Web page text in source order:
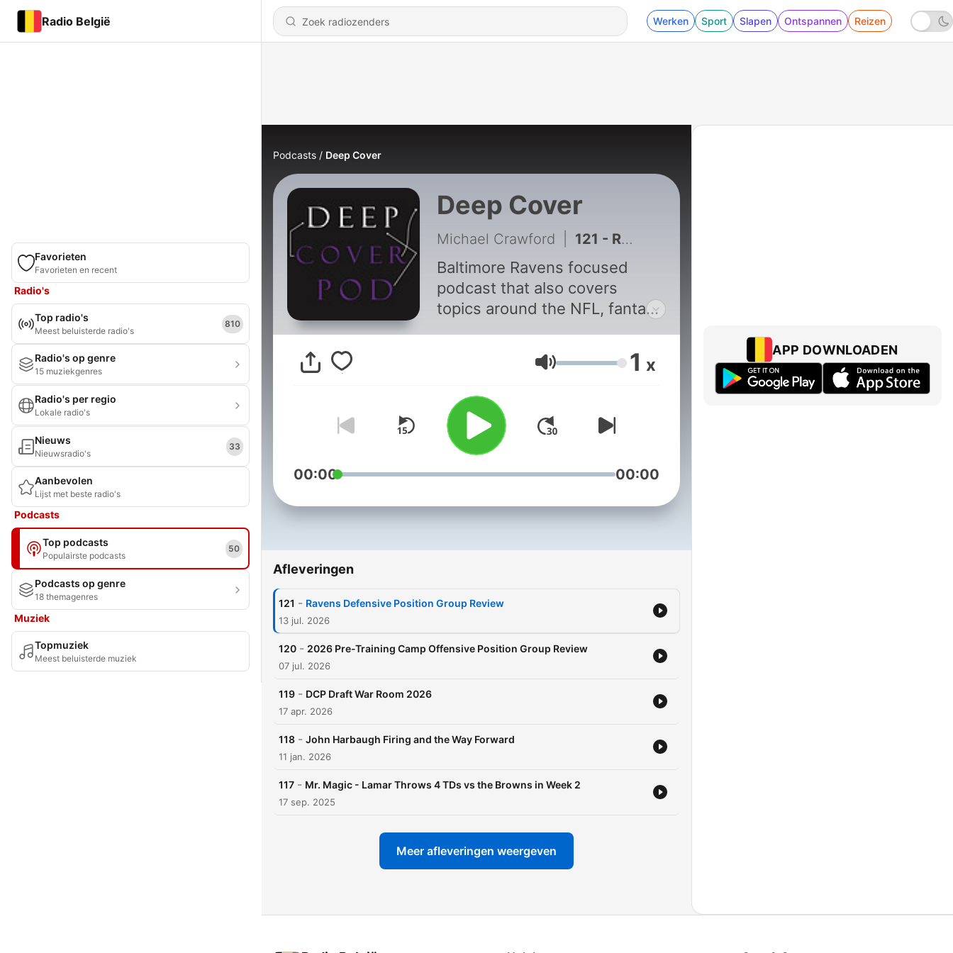
Radio België Werken Sport Slapen Ontspannen Reizen
Favorieten
Favorieten en recent
Radio's
Top radio's
Meest beluisterde radio's
810
Radio's op genre
15 muziekgenres
Radio's per regio
Lokale radio's
Nieuws
Nieuwsradio's
33
Aanbevolen
Lijst met beste radio's
Podcasts
Top podcasts
Populairste podcasts
50
Podcasts op genre
18 themagenres
Muziek
Topmuziek
Meest beluisterde muziek
Podcasts Deep Cover
Deep Cover
Michael Crawford 121 - Ravens Defensive Position Group Review
Baltimore Ravens focused
podcast that also covers
topics around the NFL, fantasy
Volume 1 x
00:00 00:00
Afleveringen
121 - Ravens Defensive Position Group Review
13 jul. 2026
120 - 2026 Pre-Training Camp Offensive Position Group Review
07 jul. 2026
119 - DCP Draft War Room 2026
17 apr. 2026
118 - John Harbaugh Firing and the Way Forward
11 jan. 2026
117 - Mr. Magic - Lamar Throws 4 TDs vs the Browns in Week 2
17 sep. 2025
Meer afleveringen weergeven
APP DOWNLOADEN